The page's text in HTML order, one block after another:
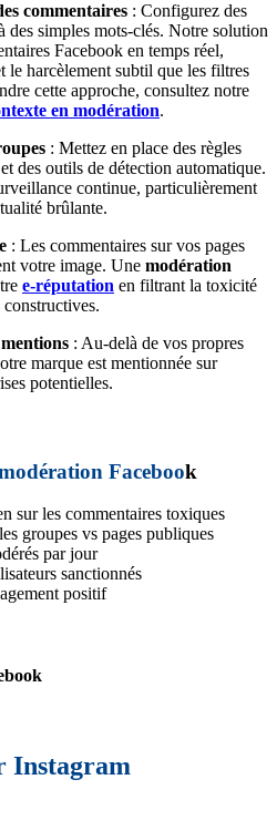
commentaires : Configurez des
des simples mots-clés. Notre solution
Facebook en temps réel,
le harcèlement subtil que les filtres
cette approche, consultez notre
en modération.
: Mettez en place des règles
des outils de détection automatique.
continue, particulièrement
brûlante.
: Les commentaires sur vos pages
votre image. Une modération
e-réputation en filtrant la toxicité
: Au-delà de vos propres
marque est mentionnée sur
potentielles.
Facebook
sur les commentaires toxiques
groupes vs pages publiques
par jour
sanctionnés
positif
Instagram